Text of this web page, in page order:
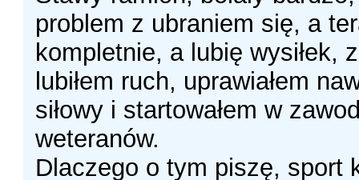
problem z ubraniem się, a
kompletnie, a lubię wysiłek,
lubiłem ruch, uprawiałem
siłowy i startowałem w
weteranów.
Dlaczego o tym piszę, sport